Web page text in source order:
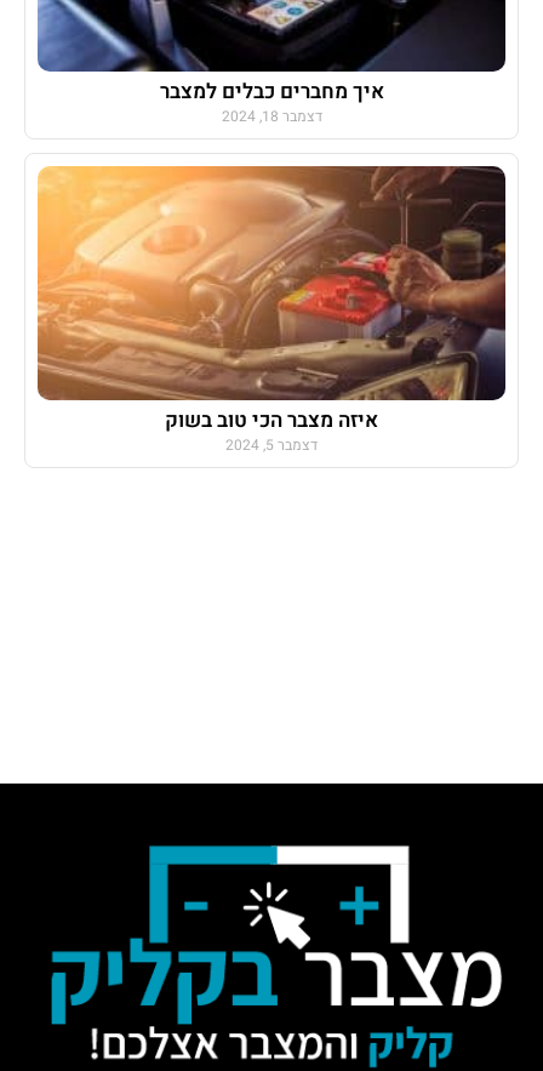
איך מחברים כבלים למצבר
דצמבר 18, 2024
איזה מצבר הכי טוב בשוק
דצמבר 5, 2024